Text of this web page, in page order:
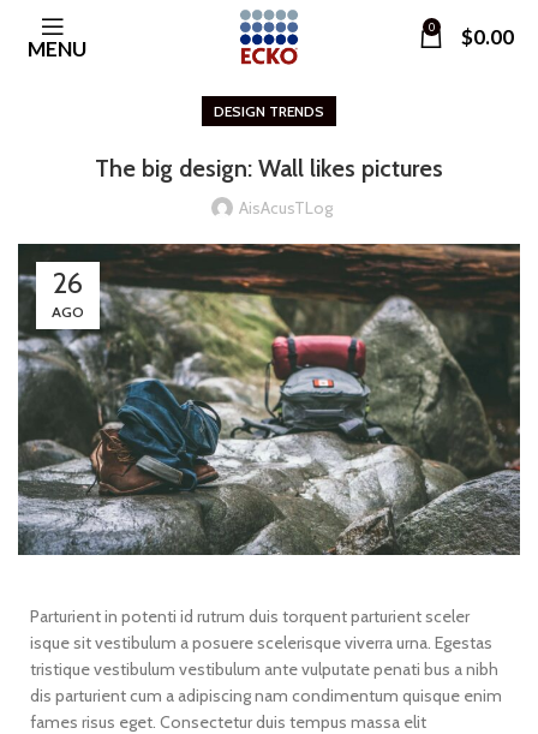
MENU
0 $0.00
DESIGN TRENDS
The big design: Wall likes pictures
AisAcusTLog
26
AGO
Parturient in potenti id rutrum duis torquent parturient sceler
isque sit vestibulum a posuere scelerisque viverra urna. Egestas
tristique vestibulum vestibulum ante vulputate penati bus a nibh
dis parturient cum a adipiscing nam condimentum quisque enim
fames risus eget. Consectetur duis tempus massa elit